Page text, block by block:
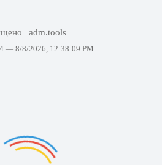
adm.tools
— 8/8/2026, 12:38:09 PM